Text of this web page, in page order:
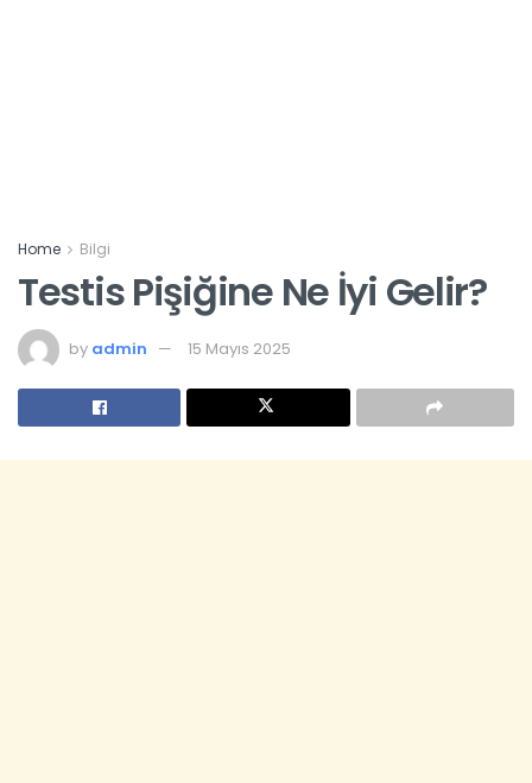
Home Bilgi
Testis Pişiğine Ne İyi Gelir?
by admin 15 Mayıs 2025